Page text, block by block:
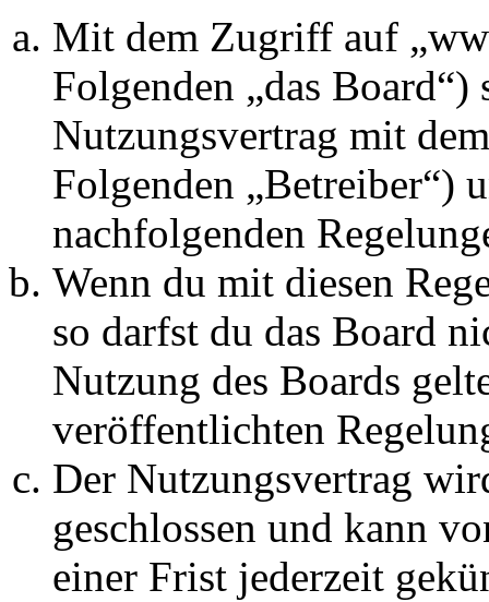
Mit dem Zugriff auf
Folgenden „das
Nutzungsvertrag mit
Folgenden „Betreiber“)
nachfolgenden
Wenn du mit diesen
so darfst du das Board
Nutzung des Boards
veröffentlichten
Der Nutzungsvertrag
geschlossen und kann
einer Frist jederzeit